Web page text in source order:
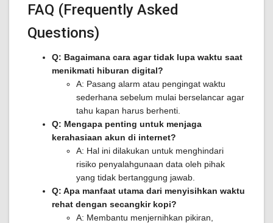
FAQ (Frequently Asked
Questions)
Q: Bagaimana cara agar tidak lupa waktu saat
menikmati hiburan digital?
A: Pasang alarm atau pengingat waktu
sederhana sebelum mulai berselancar agar
tahu kapan harus berhenti.
Q: Mengapa penting untuk menjaga
kerahasiaan akun di internet?
A: Hal ini dilakukan untuk menghindari
risiko penyalahgunaan data oleh pihak
yang tidak bertanggung jawab.
Q: Apa manfaat utama dari menyisihkan waktu
rehat dengan secangkir kopi?
A: Membantu menjernihkan pikiran,